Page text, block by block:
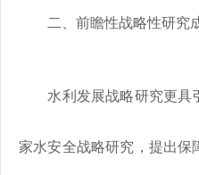
二、前瞻性战略性研究成
水利发展战略研究更具引
家水安全战略研究，提出